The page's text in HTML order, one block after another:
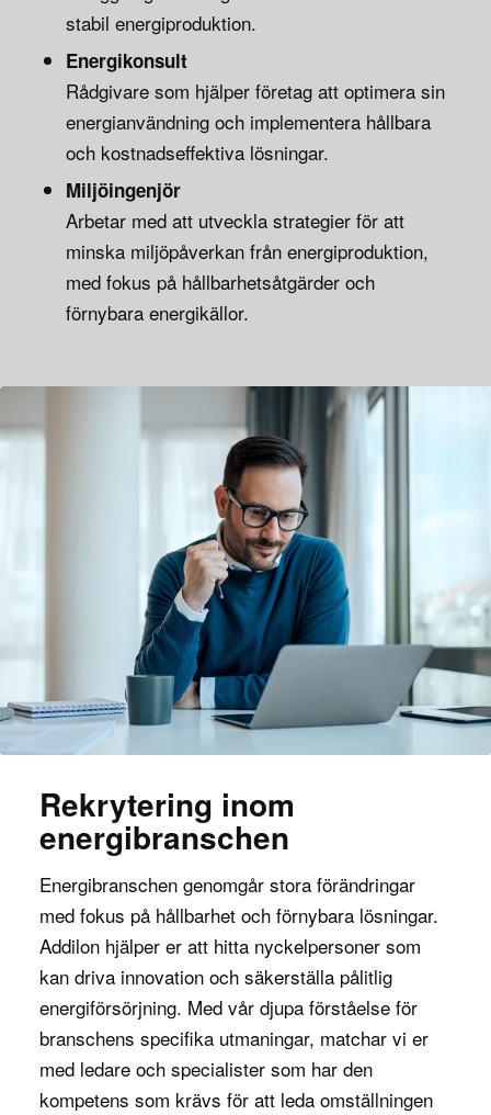
stabil energiproduktion.
Energikonsult
Rådgivare som hjälper företag att optimera sin
energianvändning och implementera hållbara
och kostnadseffektiva lösningar.
Miljöingenjör
Arbetar med att utveckla strategier för att
minska miljöpåverkan från energiproduktion,
med fokus på hållbarhetsåtgärder och
förnybara energikällor.
Rekrytering inom
energibranschen
Energibranschen genomgår stora förändringar
med fokus på hållbarhet och förnybara lösningar.
Addilon hjälper er att hitta nyckelpersoner som
kan driva innovation och säkerställa pålitlig
energiförsörjning. Med vår djupa förståelse för
branschens specifika utmaningar, matchar vi er
med ledare och specialister som har den
kompetens som krävs för att leda omställningen